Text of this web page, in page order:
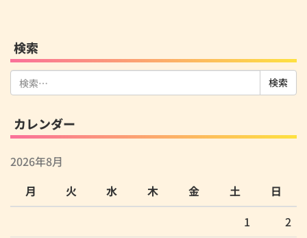
検索
検
索:
カレンダー
2026年8月
月
火 水 木 金 土
日
1
2